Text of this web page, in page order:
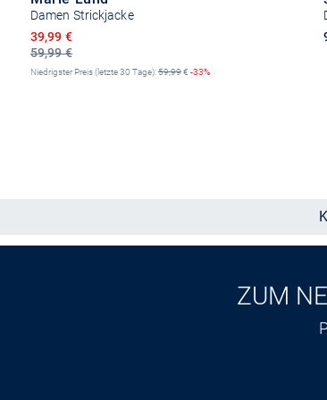
Damen Strickjacke
59,99 €
Ermäßigter Preis
39,99 €
Niedrigster Preis (letzte 30 Tage):59,99€ -33%
ZUM